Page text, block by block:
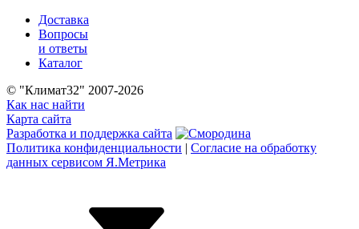
Доставка
Вопросы
и ответы
Каталог
© "Климат32" 2007-2026
Как нас найти
Карта сайта
Разработка и поддержка сайта
Политика конфиденциальности | Согласие на обработку
данных сервисом Я.Метрика